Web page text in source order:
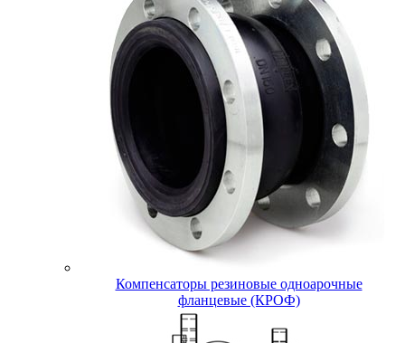
Компенсаторы резиновые одноарочные
фланцевые (КРОФ)